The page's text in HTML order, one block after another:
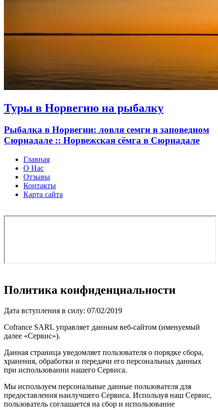
Туры в Норвегию на рыбалку
Рыбалка в Норвегии: ловля семги в заповедном
Сюрнадале :: Норвежская сёмга в Сюрнадале
Главная
О Нас
Отзывы
Контакты
Карта сайта
Политика конфиденциальности
Дата вступления в силу: 07/02/2019
Cofrance SARL управляет данным веб-сайтом (именуемый
далее «Сервис»).
Данная страница уведомляет пользователя о порядке сбора,
хранения, обработки и передачи его персональных данных
при использовании нашего Сервиса.
Мы используем персональные данные пользователя для
предоставления наилучшего Сервиса. Используя наш Сервис,
пользователь соглашается на сбор и использование